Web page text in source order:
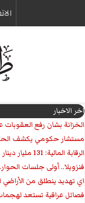
اخر الاخبار
الخزانة بشان رفع
مستشار حكومي يكشف الحل
الرقابة المالية: 131 مليار دينار فرق في حسابات الكهرباء مع الجانب الإيراني
فنزويلا.. أولى جلسات
اي تهديد ينطلق من الأراضي
فصائل عراقية تستعد